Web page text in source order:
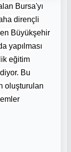
Bursa'yı
dirençli
Büyükşehir
yapılması
eğitim
Bu
oluşturulan